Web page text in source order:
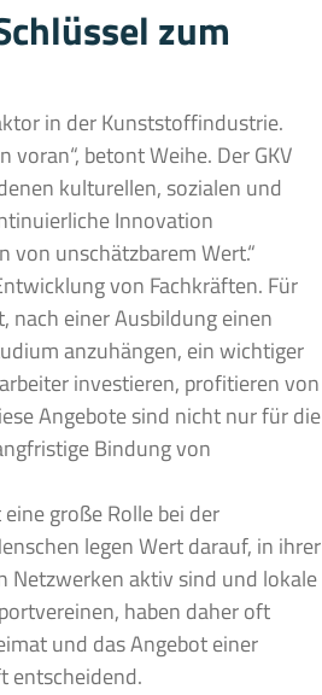
zum
in der Kunststoffindustrie.
betont Weihe. Der GKV
kulturellen, sozialen und
Innovation
unschätzbarem Wert.“
von Fachkräften. Für
einer Ausbildung einen
anzuhängen, ein wichtiger
investieren, profitieren von
Angebote sind nicht nur für die
Bindung von
große Rolle bei der
legen Wert darauf, in ihrer
Netzwerken aktiv sind und lokale
haben daher oft
und das Angebot einer
entscheidend.